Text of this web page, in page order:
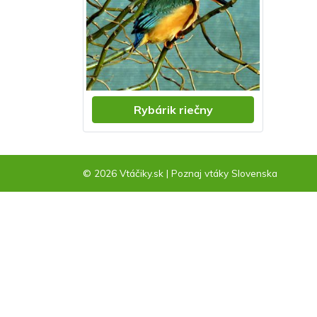
Rybárik riečny
© 2026 Vtáčiky.sk | Poznaj vtáky Slovenska